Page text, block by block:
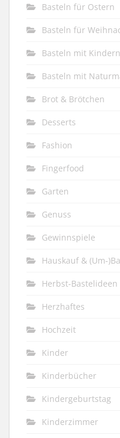
Basteln für Ostern
Basteln für
Basteln mit Kindern
Basteln mit
Brot & Brötchen
Desserts
Fashion
Fingerfood
Garten
Genuss
Gewinnspiele
Hauskauf & (Um-
Herbst-Bastelideen
Herzhaftes
Hochzeit
Kinder
Kinderbücher
Kindergeburtstag
Kinderzimmer